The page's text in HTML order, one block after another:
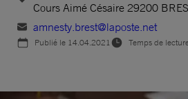
Cours Aimé Césaire 29200
amnesty.brest@laposte.net
Publié le 14.04.2021 Temps de